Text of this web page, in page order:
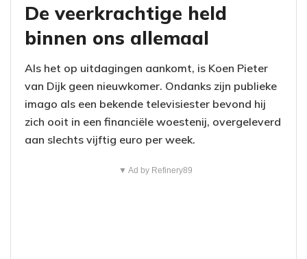
De veerkrachtige held
binnen ons allemaal
Als het op uitdagingen aankomt, is Koen Pieter
van Dijk geen nieuwkomer. Ondanks zijn publieke
imago als een bekende televisiester bevond hij
zich ooit in een financiële woestenij, overgeleverd
aan slechts vijftig euro per week.
▼ Ad by Refinery89